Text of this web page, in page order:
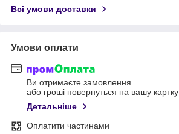
Всі умови доставки
Умови оплати
Ви отримаєте замовлення
або гроші повернуться на вашу картку
Детальніше
Оплатити частинами